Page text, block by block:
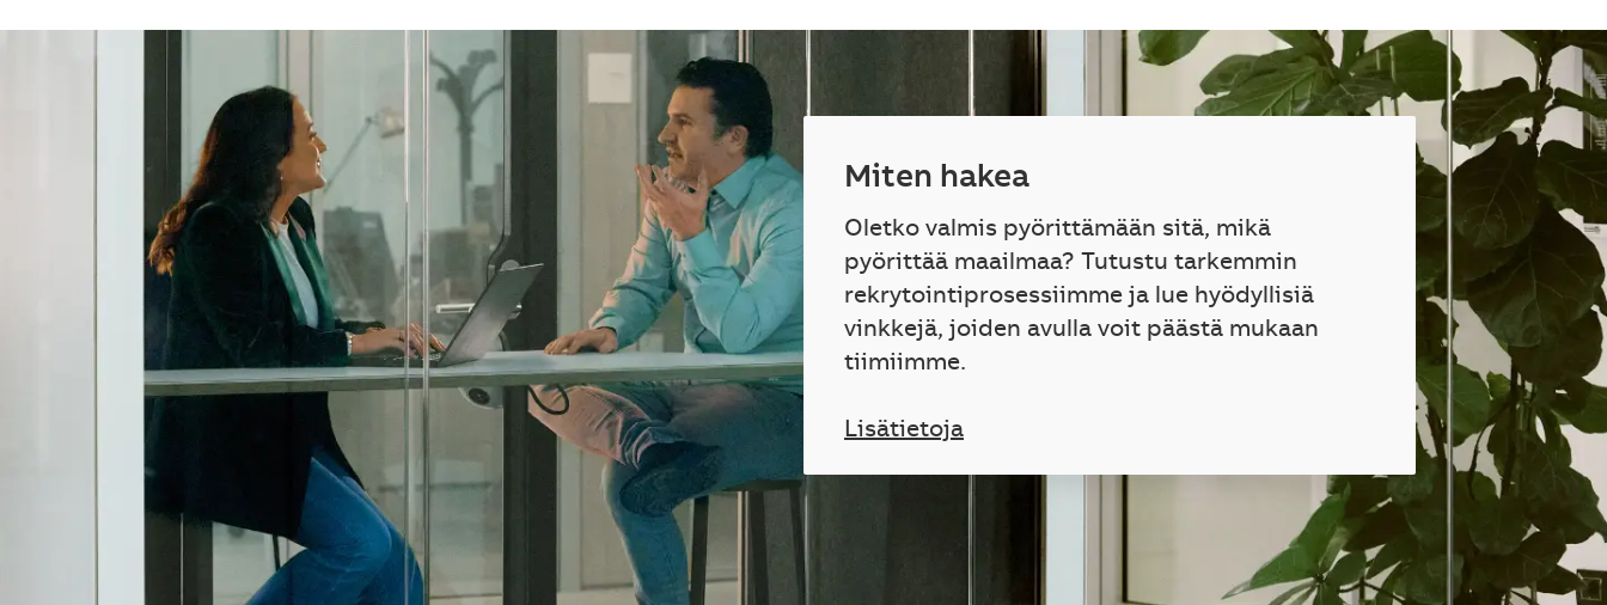
Miten hakea
Oletko valmis pyörittämään sitä, mikä
pyörittää maailmaa? Tutustu tarkemmin
rekrytointiprosessiimme ja lue hyödyllisiä
vinkkejä, joiden avulla voit päästä mukaan
tiimiimme.
Lisätietoja